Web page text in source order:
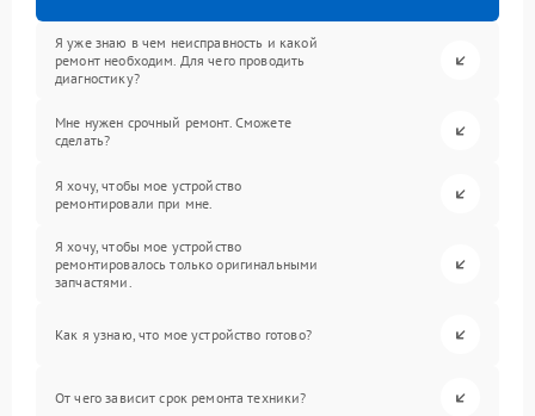
Я уже знаю в чем неисправность и какой
ремонт необходим. Для чего проводить
диагностику?
Мне нужен срочный ремонт. Сможете
сделать?
Я хочу, чтобы мое устройство
ремонтировали при мне.
Я хочу, чтобы мое устройство
ремонтировалось только оригинальными
запчастями.
Как я узнаю, что мое устройство готово?
От чего зависит срок ремонта техники?